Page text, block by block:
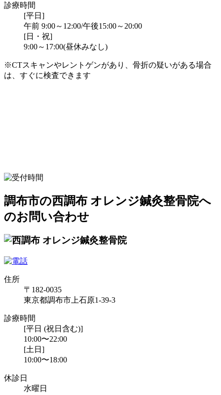
診療時間
[平日]
午前 9:00～12:00/午後15:00～20:00
[日・祝]
9:00～17:00(昼休みなし)
※CTスキャンやレントゲンがあり、骨折の疑いがある場合
は、すぐに検査できます
調布市の西調布 オレンジ鍼灸整骨院へ
のお問い合わせ
住所
〒182-0035
東京都調布市上石原1-39-3
診療時間
[平日 (祝日含む)]
10:00〜22:00
[土日]
10:00〜18:00
休診日
水曜日